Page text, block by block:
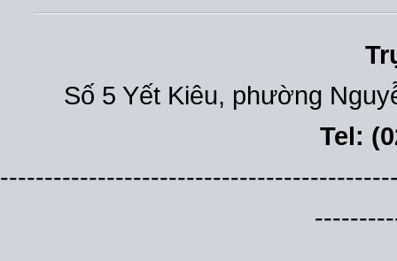
Số 5 Yết Kiêu, phường
Tel: